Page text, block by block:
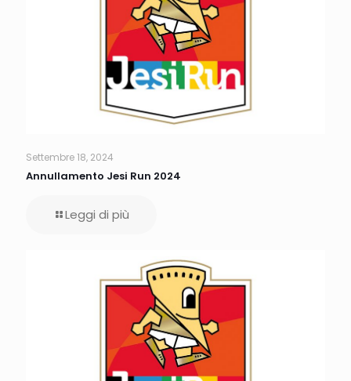
Settembre 18, 2024
Annullamento Jesi Run 2024
Leggi di più